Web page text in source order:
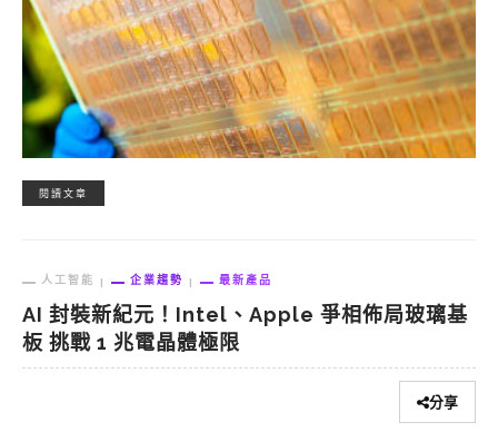
閱讀文章
人工智能 企業趨勢 最新產品
AI 封裝新紀元！Intel、Apple 爭相佈局玻璃基
板 挑戰 1 兆電晶體極限
分享